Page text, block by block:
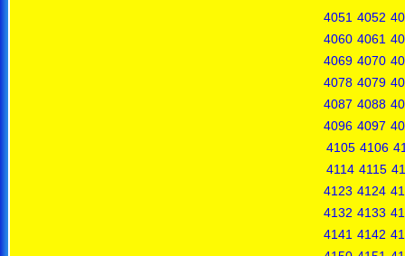
4051 4052
4060 4061
4069 4070
4078 4079
4087 4088
4096 4097
4105 4106
4114 4115
4123 4124
4132 4133
4141 4142